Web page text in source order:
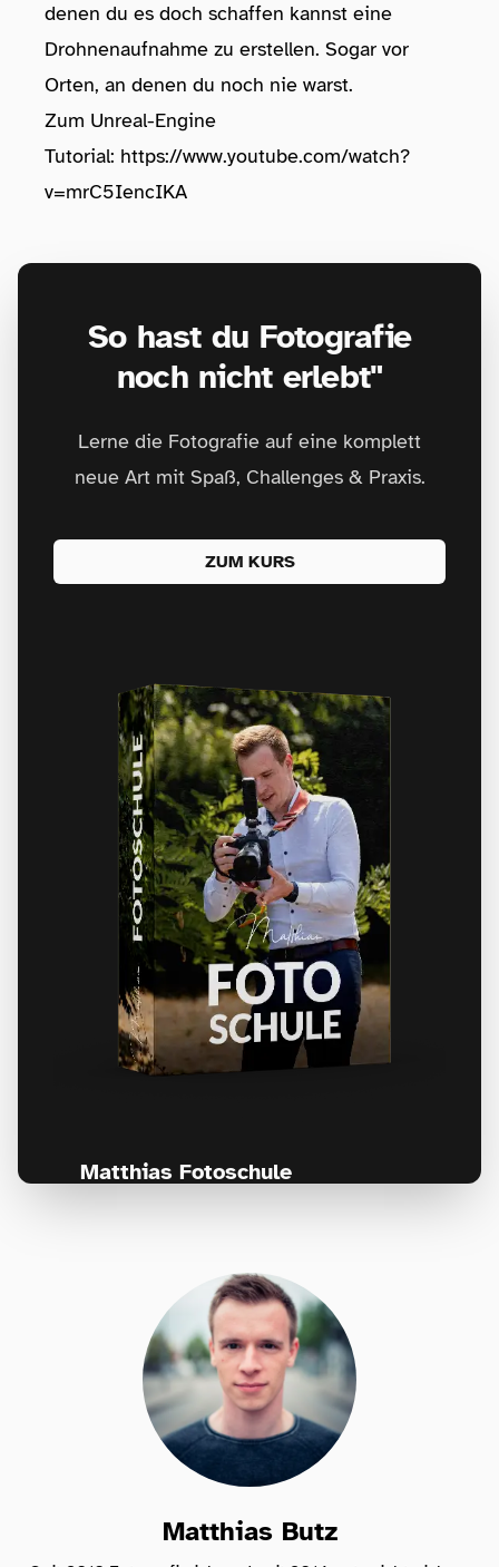
denen du es doch schaffen kannst eine
Drohnenaufnahme zu erstellen. Sogar vor
Orten, an denen du noch nie warst.
Zum Unreal-Engine
Tutorial: https://www.youtube.com/watch?
v=mrC5IencIKA
So hast du Fotografie
noch nicht erlebt"
Lerne die Fotografie auf eine komplett
neue Art mit Spaß, Challenges & Praxis.
ZUM KURS
Matthias Fotoschule
Matthias Butz